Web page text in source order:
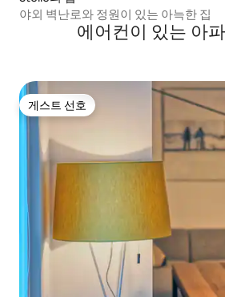
야외 벽난로와 정원이 있는 아늑한 집
에어컨이 있는 아
게스트 선호
게스트 선호